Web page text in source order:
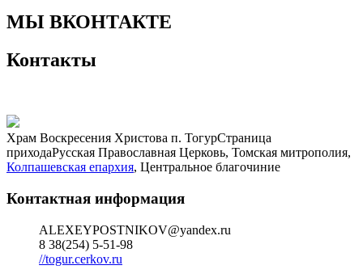
МЫ ВКОНТАКТЕ
Контакты
Храм Воскресения Христова п. ТогурСтраница
приходаРусская Православная Церковь, Томская митрополия,
Колпашевская епархия, Центральное благочиние
Контактная информация
ALEXEYPOSTNIKOV@yandex.ru
8 38(254) 5-51-98
//togur.cerkov.ru